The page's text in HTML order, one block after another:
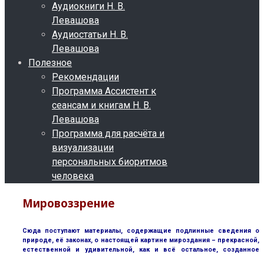
Аудиокниги Н. В.
Левашова
Аудиостатьи Н. В.
Левашова
Полезное
Рекомендации
Программа Ассистент к
сеансам и книгам Н. В.
Левашова
Программа для расчёта и
визуализации
персональных биоритмов
человека
Мировоззрение
Сюда поступают материалы, содержащие подлинные сведения о
природе, её законах, о настоящей картине мироздания – прекрасной,
естественной и удивительной, как и всё остальное, созданное